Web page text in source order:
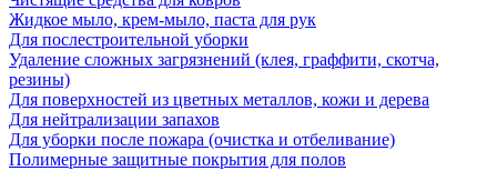
Жидкое мыло, крем-мыло, паста для рук
Для послестроительной уборки
Удаление сложных загрязнений (клея, граффити, скотча,
резины)
Для поверхностей из цветных металлов, кожи и дерева
Для нейтрализации запахов
Для уборки после пожара (очистка и отбеливание)
Полимерные защитные покрытия для полов